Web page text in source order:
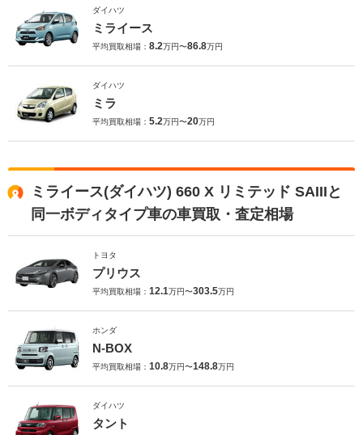
ダイハツ
ミライース
平均買取相場： 8.2万円〜86.8万円
ダイハツ
ミラ
平均買取相場： 5.2万円〜20万円
ミライース(ダイハツ) 660 X リミテッド SAIIIと
同一ボディタイプ車の車買取・査定相場
トヨタ
プリウス
平均買取相場： 12.1万円〜303.5万円
ホンダ
N-BOX
平均買取相場： 10.8万円〜148.8万円
ダイハツ
タント